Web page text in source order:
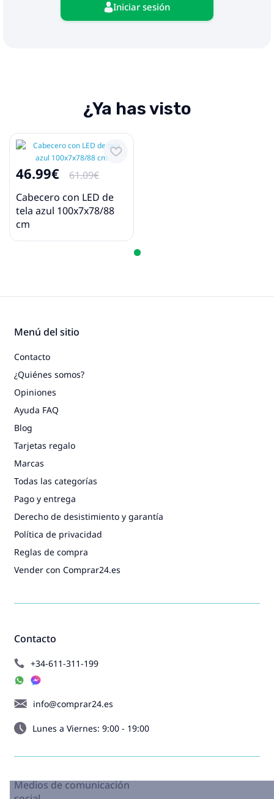
Iniciar sesión
¿Ya has visto
46.99€
61.09€
Cabecero con LED de
tela azul 100x7x78/88
cm
Contacto
+34-611-311-199
info@comprar24.es
Lunes a Viernes: 9:00 - 19:00
Menú del sitio
Contacto
¿Quiénes somos?
Opiniones
Ayuda FAQ
Blog
Tarjetas regalo
Marcas
Todas las categorías
Pago y entrega
Derecho de desistimiento y garantía
Política de privacidad
Reglas de compra
Vender con Comprar24.es
Medios de comunicación